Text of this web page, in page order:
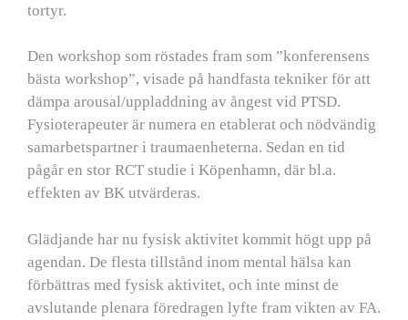
tortyr.
Den workshop som röstades fram som ”konferensens
bästa workshop”, visade på handfasta tekniker för att
dämpa arousal/uppladdning av ångest vid PTSD.
Fysioterapeuter är numera en etablerat och nödvändig
samarbetspartner i traumaenheterna. Sedan en tid
pågår en stor RCT studie i Köpenhamn, där bl.a.
effekten av BK utvärderas.
Glädjande har nu fysisk aktivitet kommit högt upp på
agendan. De flesta tillstånd inom mental hälsa kan
förbättras med fysisk aktivitet, och inte minst de
avslutande plenara föredragen lyfte fram vikten av FA.